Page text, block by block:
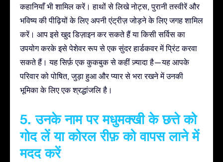
कहानियाँ भी शामिल करें। हाथों से लिखे नोट्स, पुरानी तस्वीरें और
भविष्य की पीढ़ियों के लिए अपनी एंट्रीज़ जोड़ने के लिए जगह शामिल
करें। आप इसे खुद डिज़ाइन कर सकते हैं या किसी सर्विस का
उपयोग करके इसे पेशेवर रूप से एक सुंदर हार्डकवर में प्रिंट करवा
सकते हैं। यह सिर्फ़ एक कुकबुक से कहीं ज़्यादा है—यह आपके
परिवार को पोषित, जुड़ा हुआ और प्यार से भरा रखने में उनकी
भूमिका के लिए एक श्रद्धांजलि है।
5. उनके नाम पर मधुमक्खी के छत्ते को
गोद लें या कोरल रीफ़ को वापस लाने में
मदद करें